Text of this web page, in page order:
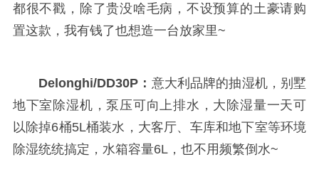
都很不戳，除了贵没啥毛病，不设预算的土豪请购
置这款，我有钱了也想造一台放家里~
Delonghi/DD30P： 意大利品牌的抽湿机，别墅
地下室除湿机，泵压可向上排水，大除湿量一天可
以除掉6桶5L桶装水，大客厅、车库和地下室等环境
除湿统统搞定，水箱容量6L，也不用频繁倒水~